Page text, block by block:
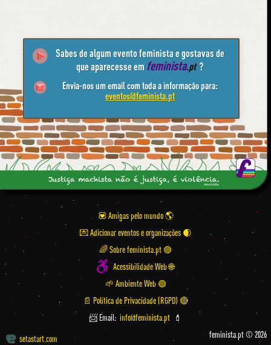
Sabes de algum evento feminista e gostavas de
que aparecesse em feminista.pt ?
Envia-nos um email com toda a informação para:
eventos@feminista.pt
💟 Amigas pelo mundo
💌 Adicionar eventos e organizações
🌈 Sobre feminista.pt 🟣
Acessibilidade Web 🌐
🌱 Ambiente Web 🟢
📄 Política de Privacidade (RGPD) 🔴
📨 Email: info@feminista.pt 💄
setastart.com feminista.pt © 2026